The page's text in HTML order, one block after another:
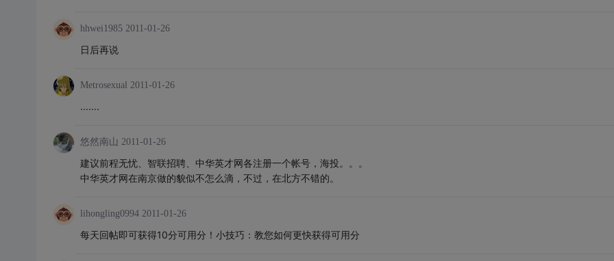
hhwei1985 2011-01-26
日后再说
Metrosexual 2011-01-26
.......
悠然南山 2011-01-26
建议前程无忧、智联招聘、中华英才网各注册一个帐号，海投。。。
中华英才网在南京做的貌似不怎么滴，不过，在北方不错的。
lihongling0994 2011-01-26
每天回帖即可获得10分可用分！小技巧：教您如何更快获得可用分